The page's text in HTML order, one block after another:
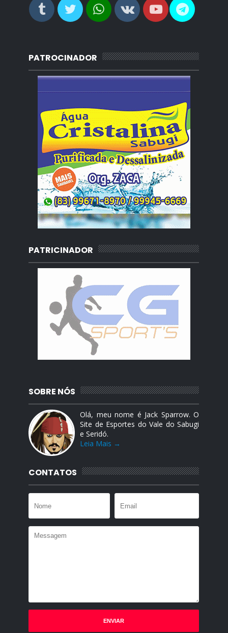
PATROCINADOR
PATRICINADOR
SOBRE NÓS
Olá, meu nome é Jack Sparrow. O
Site de Esportes do Vale do Sabugi
e Seridó.
Leia Mais →
CONTATOS